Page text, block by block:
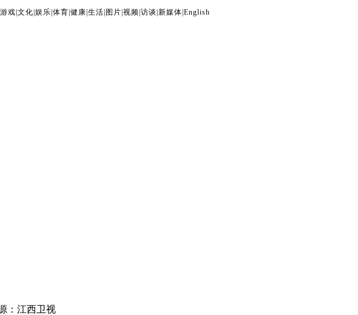
游戏 文化 娱乐 体育 健康 生活 图片 视频 访谈 新媒体 English
：江西卫视